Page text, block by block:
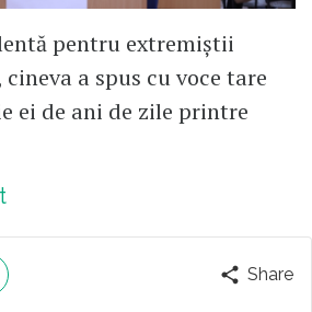
pentru extremiștii
a spus cu voce tare
ei de ani de zile printre
Share